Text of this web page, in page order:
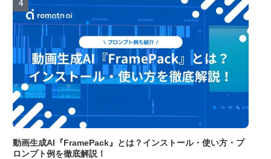
動画生成AI『FramePack』とは？インストール・使い方・プ
ロンプト例を徹底解説！